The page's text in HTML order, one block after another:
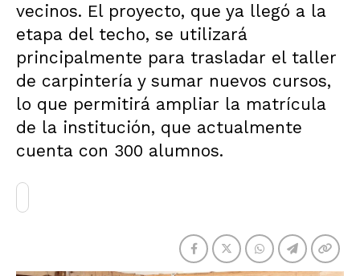
vecinos. El proyecto, que ya llegó a la
etapa del techo, se utilizará
principalmente para trasladar el taller
de carpintería y sumar nuevos cursos,
lo que permitirá ampliar la matrícula
de la institución, que actualmente
cuenta con 300 alumnos.